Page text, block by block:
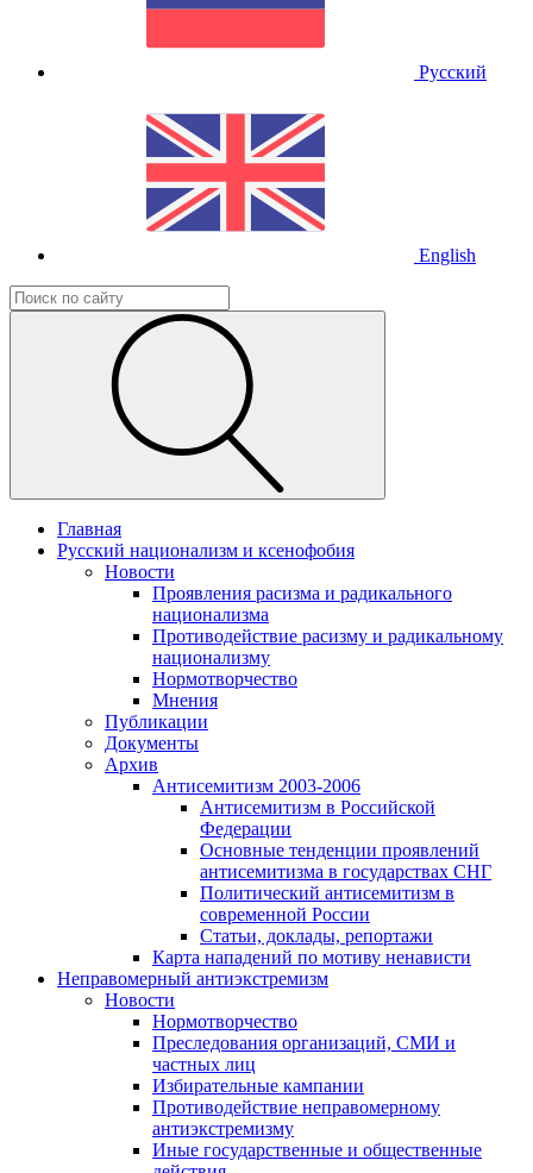
Русский
English
Главная
Русский национализм и ксенофобия
Новости
Проявления расизма и радикального
национализма
Противодействие расизму и радикальному
национализму
Нормотворчество
Мнения
Публикации
Документы
Архив
Антисемитизм 2003-2006
Антисемитизм в Российской
Федерации
Основные тенденции проявлений
антисемитизма в государствах СНГ
Политический антисемитизм в
современной России
Статьи, доклады, репортажи
Карта нападений по мотиву ненависти
Неправомерный антиэкстремизм
Новости
Нормотворчество
Преследования организаций, СМИ и
частных лиц
Избирательные кампании
Противодействие неправомерному
антиэкстремизму
Иные государственные и общественные